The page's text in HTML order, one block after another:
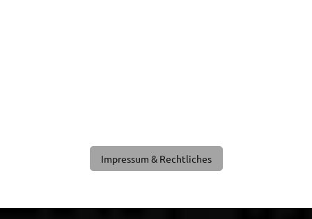
Impressum & Rechtliches